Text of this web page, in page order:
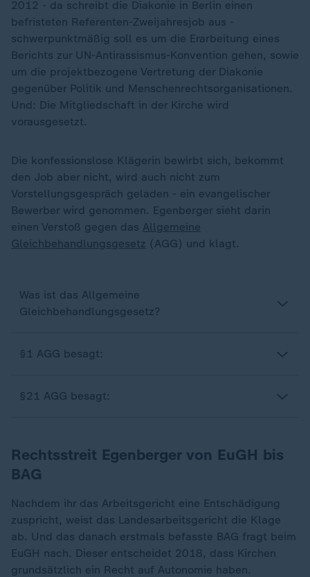
2012 - da schreibt die Diakonie in Berlin einen
befristeten Referenten-Zweijahresjob aus -
schwerpunktmäßig soll es um die Erarbeitung eines
Berichts zur UN-Antirassismus-Konvention gehen, sowie
um die projektbezogene Vertretung der Diakonie
gegenüber Politik und Menschenrechtsorganisationen.
Und: Die Mitgliedschaft in der Kirche wird
vorausgesetzt.
Die konfessionslose Klägerin bewirbt sich, bekommt
den Job aber nicht, wird auch nicht zum
Vorstellungsgespräch geladen - ein evangelischer
Bewerber wird genommen. Egenberger sieht darin
einen Verstoß gegen das Allgemeine
Gleichbehandlungsgesetz (AGG) und klagt.
Was ist das Allgemeine
Gleichbehandlungsgesetz?
§1 AGG besagt:
§21 AGG besagt:
Rechtsstreit Egenberger von EuGH bis
BAG
Nachdem ihr das Arbeitsgericht eine Entschädigung
zuspricht, weist das Landesarbeitsgericht die Klage
ab. Und das danach erstmals befasste BAG fragt beim
EuGH nach. Dieser entscheidet 2018, dass Kirchen
grundsätzlich ein Recht auf Autonomie haben.